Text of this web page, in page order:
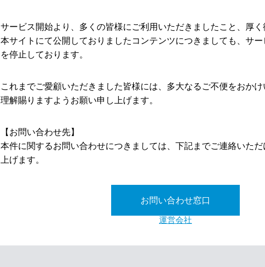
サービス開始より、多くの皆様にご利用いただきましたこと、厚く
本サイトにて公開しておりましたコンテンツにつきましても、サ
を停止しております。
これまでご愛顧いただきました皆様には、多大なるご不便をおか
理解賜りますようお願い申し上げます。
【お問い合わせ先】
本件に関するお問い合わせにつきましては、下記までご連絡いた
上げます。
お問い合わせ窓口
運営会社